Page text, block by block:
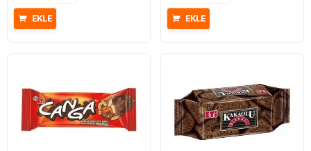
EKLE EKLE